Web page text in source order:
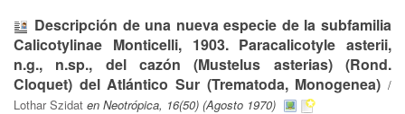
Descripción de una nueva especie de la subfamilia
Calicotylinae Monticelli, 1903. Paracalicotyle asterii,
n.g., n.sp., del cazón (Mustelus asterias) (Rond.
Cloquet) del Atlántico Sur (Trematoda, Monogenea) /
Lothar Szidat en Neotrópica, 16(50) (Agosto 1970)